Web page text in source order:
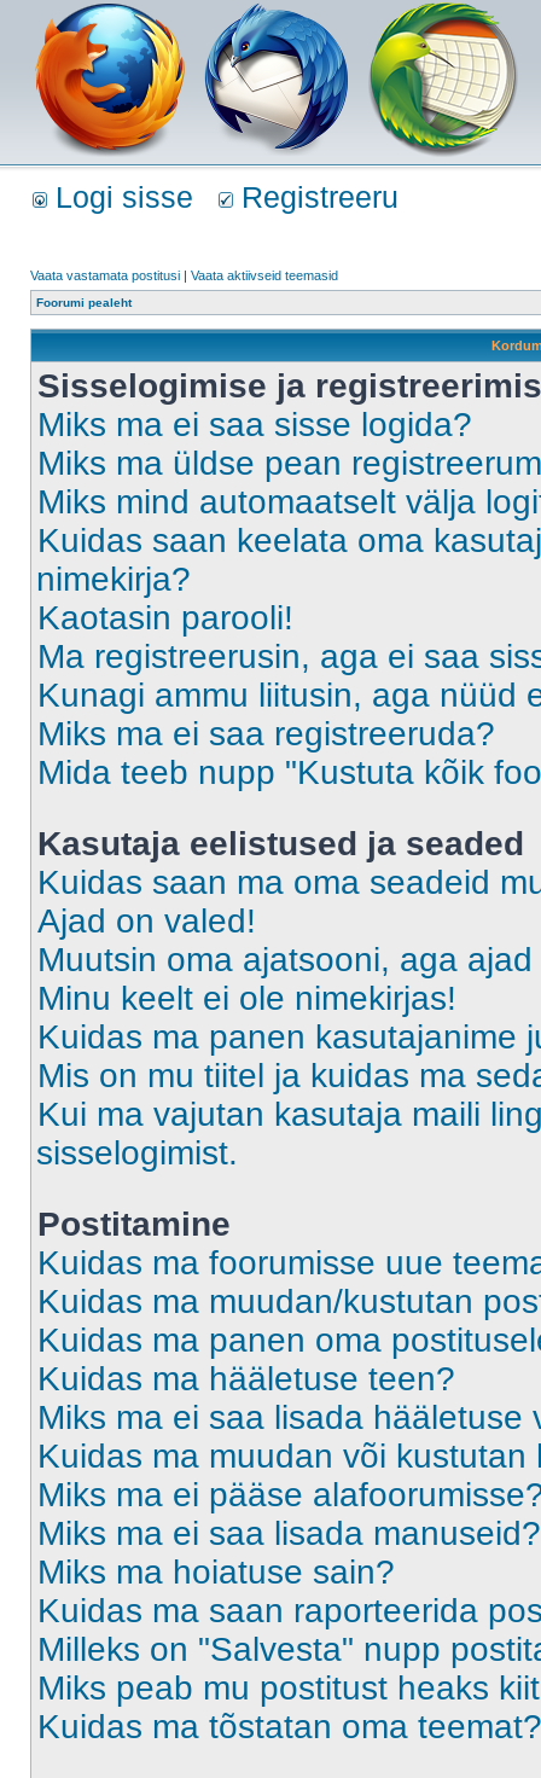
Logi sisse Registreeru
Vaata vastamata postitusi | Vaata aktiivseid teemasid
Foorumi pealeht
Sisselogimise ja
Miks ma ei saa sisse logida?
Miks ma üldse pean
Miks mind automaatselt välja
Kuidas saan keelata oma
nimekirja?
Kaotasin parooli!
Ma registreerusin, aga ei saa
Kunagi ammu liitusin, aga nüüd
Miks ma ei saa registreeruda?
Mida teeb nupp "Kustuta kõik
Kasutaja eelistused ja seaded
Kuidas saan ma oma seadeid
Ajad on valed!
Muutsin oma ajatsooni, aga
Minu keelt ei ole nimekirjas!
Kuidas ma panen kasutajanime
Mis on mu tiitel ja kuidas ma
Kui ma vajutan kasutaja maili
sisselogimist.
Postitamine
Kuidas ma foorumisse uue
Kuidas ma muudan/kustutan
Kuidas ma panen oma
Kuidas ma hääletuse teen?
Miks ma ei saa lisada hääletuse
Kuidas ma muudan või kustutan
Miks ma ei pääse
Miks ma ei saa lisada manuseid?
Miks ma hoiatuse sain?
Kuidas ma saan raporteerida
Milleks on "Salvesta" nupp
Miks peab mu postitust heaks
Kuidas ma tõstatan oma teemat?